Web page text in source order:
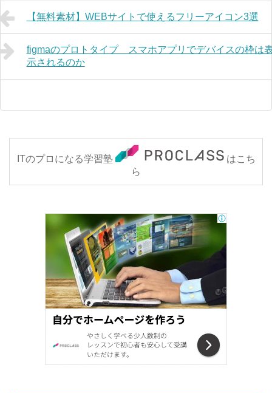
【無料素材】WEBサイトで使えるフリーアイコン3選
figmaのプロトタイプ スマホアプリでデバイスの枠は
示されるのか
ITのプロになる学習塾
はこち
ら